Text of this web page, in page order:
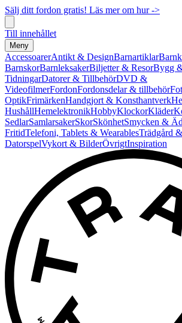
Sälj ditt fordon gratis! Läs mer om hur ->
Till innehållet
Meny
AccessoarerAntikt & DesignBarnartiklar
BarnskorBarnleksakerBiljetter & ResorBygg
TidningarDatorer & TillbehörDVD &
VideofilmerFordonFordonsdelar & tillbehör
OptikFrimärkenHandgjort & Konsthantverk
HushållHemelektronikHobbyKlockorKläder
SedlarSamlarsakerSkorSkönhetSmycken &
FritidTelefoni, Tablets & WearablesTrädgård
DatorspelVykort & BilderÖvrigtInspiration